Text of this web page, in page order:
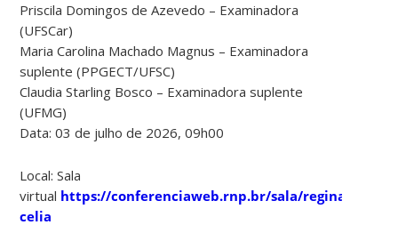
Priscila Domingos de Azevedo – Examinadora
(UFSCar)
Maria Carolina Machado Magnus – Examinadora
suplente (PPGECT/UFSC)
Claudia Starling Bosco – Examinadora suplente
(UFMG)
Data: 03 de julho de 2026, 09h00
Local: Sala
virtual https://conferenciaweb.rnp.br/sala/regina-
celia